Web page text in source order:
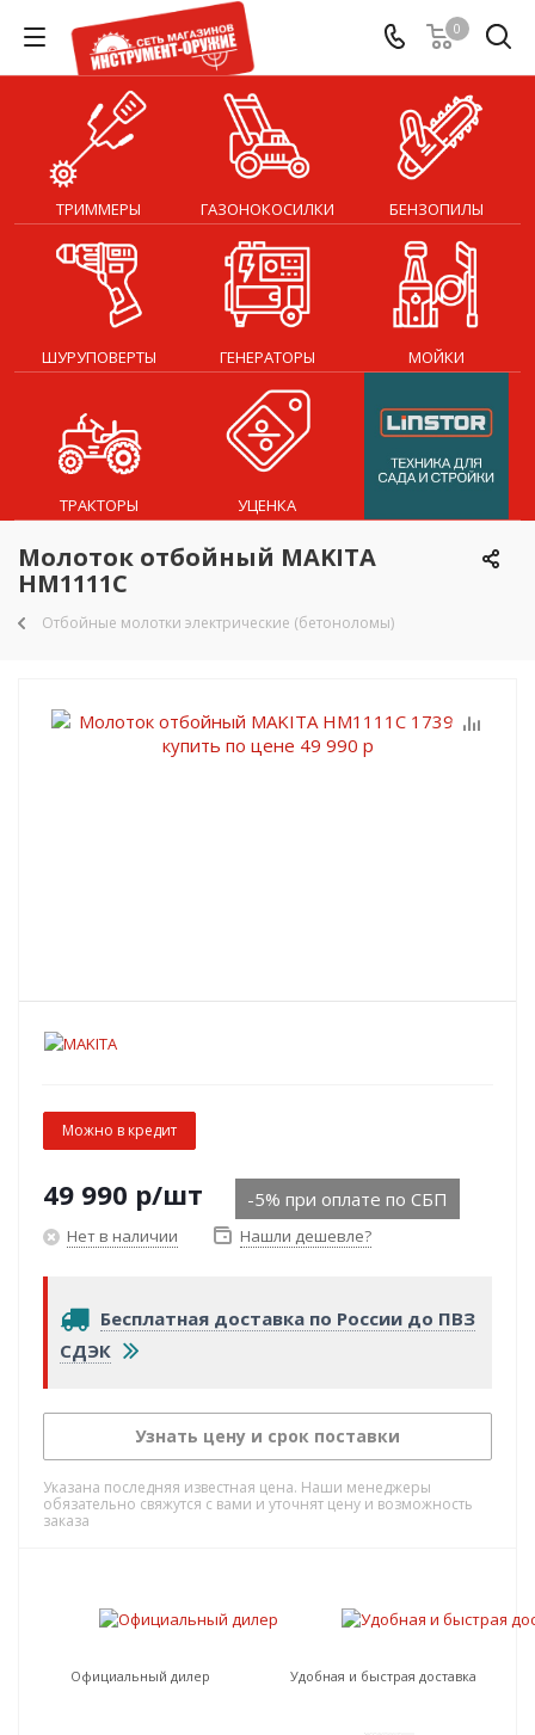
0
ТРИММЕРЫ ГАЗОНОКОСИЛКИ БЕНЗОПИЛЫ
ШУРУПОВЕРТЫ ГЕНЕРАТОРЫ МОЙКИ
ТРАКТОРЫ УЦЕНКА
Молоток отбойный MAKITA
HM1111C
Отбойные молотки электрические (бетоноломы)
Можно в кредит
49 990 р/шт -5% при оплате по СБП
Нет в наличии Нашли дешевле?
Бесплатная доставка по России до ПВЗ
СДЭК
Узнать цену и срок поставки
Указана последняя известная цена. Наши менеджеры
обязательно свяжутся с вами и уточнят цену и возможность
заказа
Официальный дилер Удобная и быстрая доставка